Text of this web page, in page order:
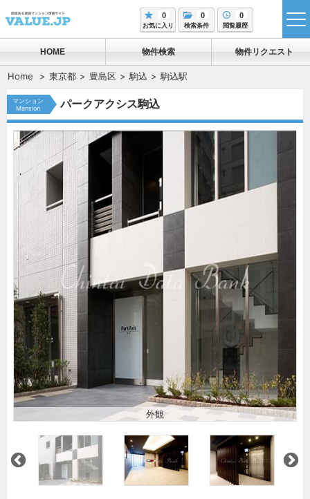
0
お気に入り
0
検索条件
0
閲覧履歴
HOME 物件検索 物件リクエスト
Home 東京都 豊島区 駒込 駒込駅
マンション
Mansion
パークアクシス駒込
外観